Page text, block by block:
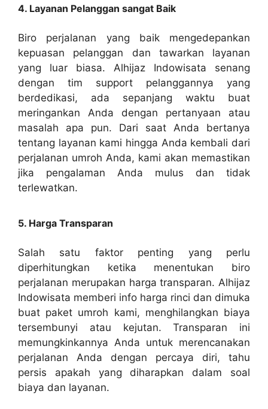
4. Layanan Pelanggan sangat Baik
Biro perjalanan yang baik mengedepankan
kepuasan pelanggan dan tawarkan layanan
yang luar biasa. Alhijaz Indowisata senang
dengan tim support pelanggannya yang
berdedikasi, ada sepanjang waktu buat
meringankan Anda dengan pertanyaan atau
masalah apa pun. Dari saat Anda bertanya
tentang layanan kami hingga Anda kembali dari
perjalanan umroh Anda, kami akan memastikan
jika pengalaman Anda mulus dan tidak
terlewatkan.
5. Harga Transparan
Salah satu faktor penting yang perlu
diperhitungkan ketika menentukan biro
perjalanan merupakan harga transparan. Alhijaz
Indowisata memberi info harga rinci dan dimuka
buat paket umroh kami, menghilangkan biaya
tersembunyi atau kejutan. Transparan ini
memungkinkannya Anda untuk merencanakan
perjalanan Anda dengan percaya diri, tahu
persis apakah yang diharapkan dalam soal
biaya dan layanan.